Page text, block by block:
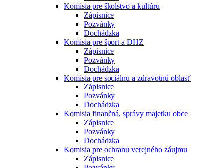
Komisia pre školstvo a kultúru
Zápisnice
Pozvánky
Dochádzka
Komisia pre šport a DHZ
Zápisnice
Pozvánky
Dochádzka
Komisia pre sociálnu a zdravotnú oblasť
Zápisnice
Pozvánky
Dochádzka
Komisia finančná, správy majetku obce
Zápisnice
Pozvánky
Dochádzka
Komisia pre ochranu verejného záujmu
Zápisnice